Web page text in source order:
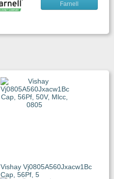
Farnell
Vishay Vj0805A560Jxacw1Bc
Cap, 56Pf, 5